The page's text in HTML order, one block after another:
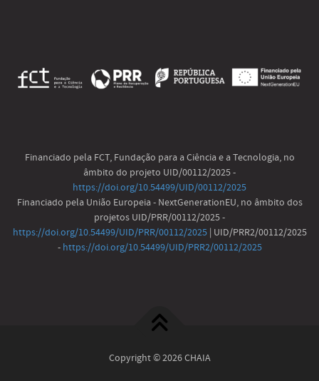
Financiado pela FCT, Fundação para a Ciência e a Tecnologia, no
âmbito do projeto UID/00112/2025 -
https://doi.org/10.54499/UID/00112/2025
Financiado pela União Europeia - NextGenerationEU, no âmbito dos
projetos UID/PRR/00112/2025 -
https://doi.org/10.54499/UID/PRR/00112/2025| UID/PRR2/00112/2025
- https://doi.org/10.54499/UID/PRR2/00112/2025
Copyright © 2026 CHAIA